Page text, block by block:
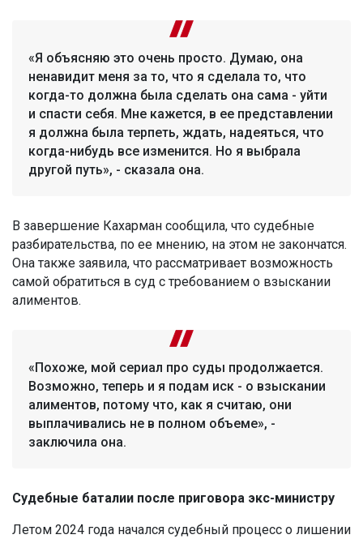
«Я объясняю это очень просто. Думаю, она
ненавидит меня за то, что я сделала то, что
когда-то должна была сделать она сама - уйти
и спасти себя. Мне кажется, в ее представлении
я должна была терпеть, ждать, надеяться, что
когда-нибудь все изменится. Но я выбрала
другой путь», - сказала она.
В завершение Кахарман сообщила, что судебные
разбирательства, по ее мнению, на этом не закончатся.
Она также заявила, что рассматривает возможность
самой обратиться в суд с требованием о взыскании
алиментов.
«Похоже, мой сериал про суды продолжается.
Возможно, теперь и я подам иск - о взыскании
алиментов, потому что, как я считаю, они
выплачивались не в полном объеме», -
заключила она.
Судебные баталии после приговора экс-министру
Летом 2024 года начался судебный процесс о лишении